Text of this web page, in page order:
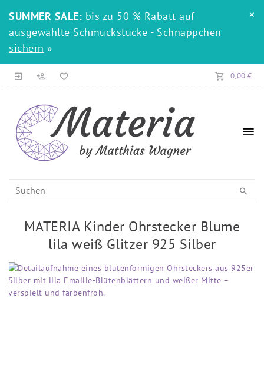
SUMMER SALE: bis zu 50 % Rabatt auf
ausgewählte Schmuckstücke - Schnäppchen
sichern »
×
0,00 €
MATERIA Kinder Ohrstecker Blume
lila weiß Glitzer 925 Silber